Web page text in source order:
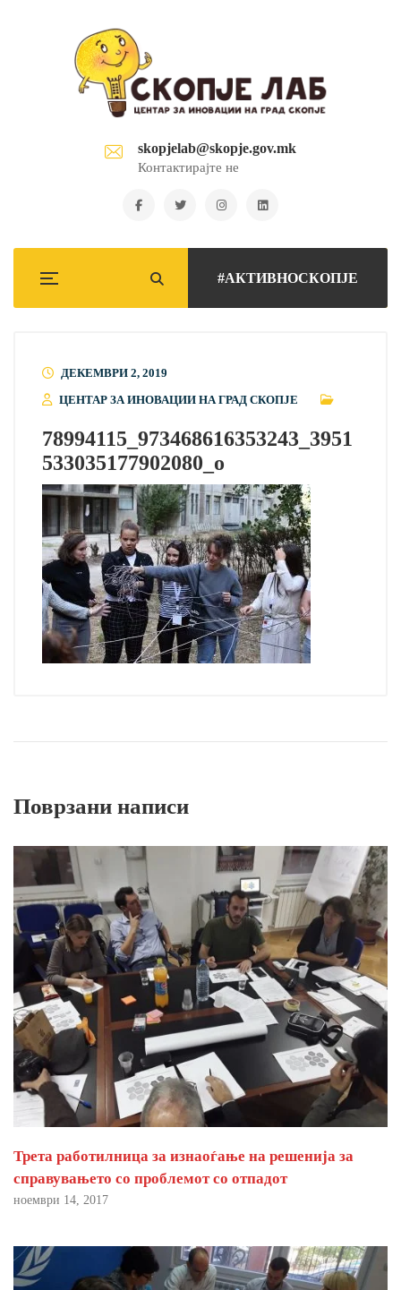
skopjelab@skopje.gov.mk
Контактирајте не
#АКТИВНОСКОПЈЕ
ДЕКЕМВРИ 2, 2019
ЦЕНТАР ЗА ИНОВАЦИИ НА ГРАД СКОПЈЕ
78994115_973468616353243_3951
533035177902080_o
Поврзани написи
Трета работилница за изнаоѓање на решенија за
справувањето со проблемот со отпадот
ноември 14, 2017